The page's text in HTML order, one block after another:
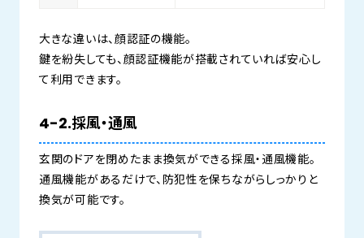
大きな違いは、顔認証の機能。
鍵を紛失しても、顔認証機能が搭載されていれば安心し
て利用できます。
4-2.採風・通風
玄関のドアを閉めたまま換気ができる採風・通風機能。
通風機能があるだけで、防犯性を保ちながらしっかりと
換気が可能です。